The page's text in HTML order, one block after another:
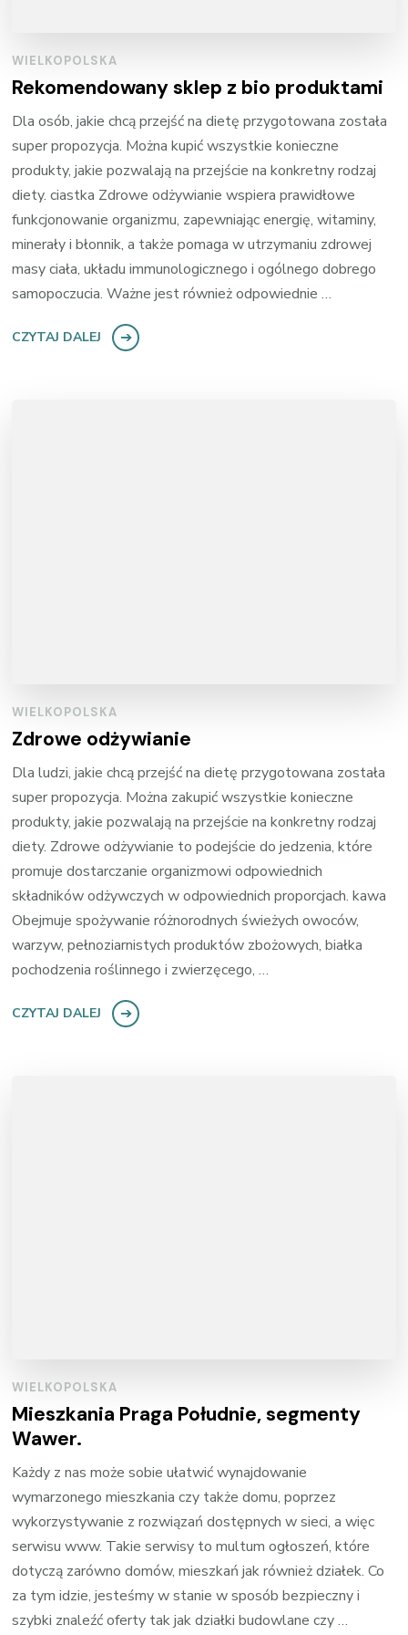
WIELKOPOLSKA
Rekomendowany sklep z bio produktami
Dla osób, jakie chcą przejść na dietę przygotowana została
super propozycja. Można kupić wszystkie konieczne
produkty, jakie pozwalają na przejście na konkretny rodzaj
diety. ciastka Zdrowe odżywianie wspiera prawidłowe
funkcjonowanie organizmu, zapewniając energię, witaminy,
minerały i błonnik, a także pomaga w utrzymaniu zdrowej
masy ciała, układu immunologicznego i ogólnego dobrego
samopoczucia. Ważne jest również odpowiednie …
CZYTAJ DALEJ
WIELKOPOLSKA
Zdrowe odżywianie
Dla ludzi, jakie chcą przejść na dietę przygotowana została
super propozycja. Można zakupić wszystkie konieczne
produkty, jakie pozwalają na przejście na konkretny rodzaj
diety. Zdrowe odżywianie to podejście do jedzenia, które
promuje dostarczanie organizmowi odpowiednich
składników odżywczych w odpowiednich proporcjach. kawa
Obejmuje spożywanie różnorodnych świeżych owoców,
warzyw, pełnoziarnistych produktów zbożowych, białka
pochodzenia roślinnego i zwierzęcego, …
CZYTAJ DALEJ
WIELKOPOLSKA
Mieszkania Praga Południe, segmenty
Wawer.
Każdy z nas może sobie ułatwić wynajdowanie
wymarzonego mieszkania czy także domu, poprzez
wykorzystywanie z rozwiązań dostępnych w sieci, a więc
serwisu www. Takie serwisy to multum ogłoszeń, które
dotyczą zarówno domów, mieszkań jak również działek. Co
za tym idzie, jesteśmy w stanie w sposób bezpieczny i
szybki znaleźć oferty tak jak działki budowlane czy …